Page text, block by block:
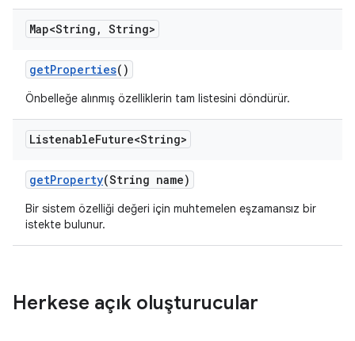
Map<String , String>
getProperties()
Önbelleğe alınmış özelliklerin tam listesini döndürür.
ListenableFuture<String>
getProperty(String name)
Bir sistem özelliği değeri için muhtemelen eşzamansız bir
istekte bulunur.
Herkese açık oluşturucular